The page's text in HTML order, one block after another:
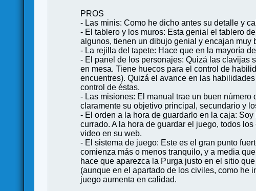
PROS
- Las minis: Como he dicho antes su detalle y
- El tablero y los muros: Esta genial el tablero
algunos, tienen un dibujo genial y encajan muy
- La rejilla del tapete: Hace que en la mayoría
- El panel de los personajes: Quizá las clavijas
en mesa. Tiene huecos para el control de
encuentres). Quizá el avance en las
control de éstas.
- Las misiones: El manual trae un buen
claramente su objetivo principal, secundario y
- El orden a la hora de guardarlo en la caja:
currado. A la hora de guardar el juego, todos
video en su web.
- El sistema de juego: Este es el gran punto
comienza más o menos tranquilo, y a media
hace que aparezca la Purga justo en el sitio
(aunque en el apartado de los civiles, como he
juego aumenta en calidad.